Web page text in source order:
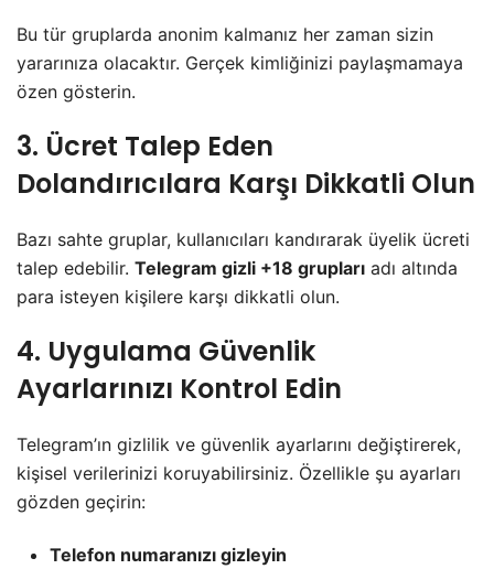
Bu tür gruplarda anonim kalmanız her zaman sizin
yararınıza olacaktır. Gerçek kimliğinizi paylaşmamaya
özen gösterin.
3. Ücret Talep Eden
Dolandırıcılara Karşı Dikkatli Olun
Bazı sahte gruplar, kullanıcıları kandırarak üyelik ücreti
talep edebilir. Telegram gizli +18 grupları adı altında
para isteyen kişilere karşı dikkatli olun.
4. Uygulama Güvenlik
Ayarlarınızı Kontrol Edin
Telegram’ın gizlilik ve güvenlik ayarlarını değiştirerek,
kişisel verilerinizi koruyabilirsiniz. Özellikle şu ayarları
gözden geçirin:
Telefon numaranızı gizleyin